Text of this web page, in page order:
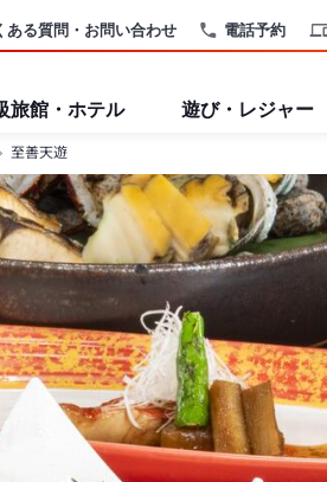
電話予約
ある質問・お問い合わせ
旅館・ホテル 遊び・レジャー
至善天遊